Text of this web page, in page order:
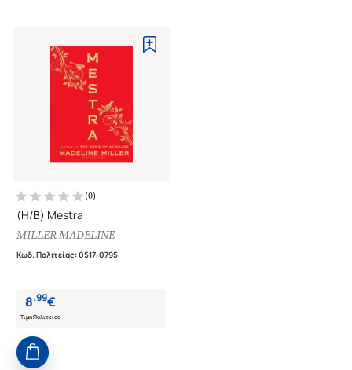
(0)
(H/B) Mestra
MILLER MADELINE
Κωδ. Πολιτείας:0517-0795
8.99€
Τιμή Πολιτείας